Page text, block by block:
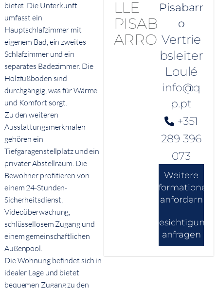
bietet. Die Unterkunft
umfasst ein
Hauptschlafzimmer mit
eigenem Bad, ein zweites
Schlafzimmer und ein
separates Badezimmer. Die
Holzfußböden sind
durchgängig, was für Wärme
und Komfort sorgt.
Zu den weiteren
Ausstattungsmerkmalen
gehören ein
Tiefgaragenstellplatz und ein
privater Abstellraum. Die
Bewohner profitieren von
einem 24-Stunden-
Sicherheitsdienst,
Videoüberwachung,
schlüssellosem Zugang und
einem gemeinschaftlichen
Außenpool.
Die Wohnung befindet sich in
idealer Lage und bietet
bequemen Zugang zu den
Pisabarr
o
Vertrie
bsleiter
Loulé
info@q
p.pt
+351
289 396
073
Weitere
Informationen
anfordern
Besichtigung
anfragen